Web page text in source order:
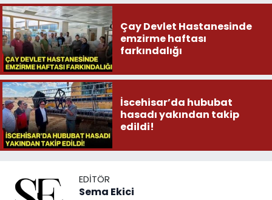
Çay Devlet Hastanesinde
emzirme haftası
farkındalığı
İscehisar’da hububat
hasadı yakından takip
edildi!
EDITÖR
Sema Ekici